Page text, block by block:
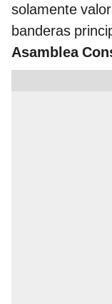
solamente
banderas
Asamblea